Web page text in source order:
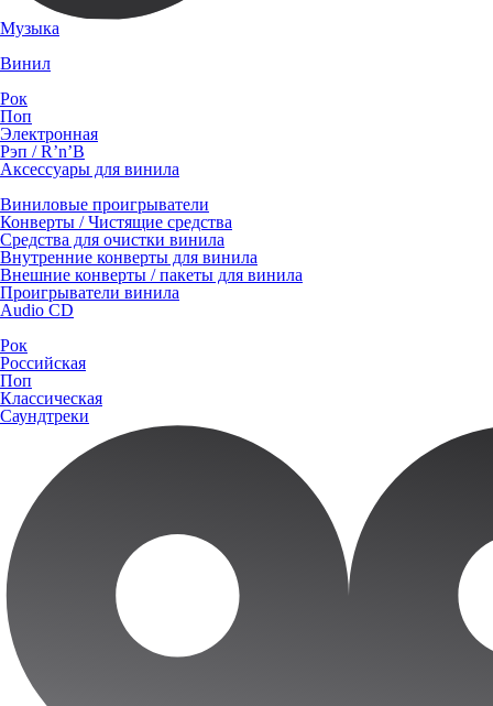
Музыка
Винил
Рок
Поп
Электронная
Рэп / R’n’B
Аксессуары для винила
Виниловые проигрыватели
Конверты / Чистящие средства
Средства для очистки винила
Внутренние конверты для винила
Внешние конверты / пакеты для винила
Проигрыватели винила
Audio CD
Рок
Российская
Поп
Классическая
Саундтреки